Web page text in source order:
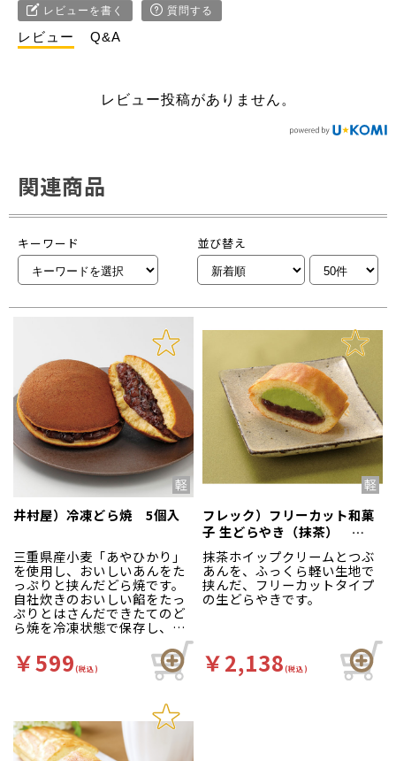
レビューを書く 質問する
レビュー Q&A
レビュー投稿がありません。
関連商品
キーワード 並び替え
井村屋）冷凍どら焼 5個入
三重県産小麦「あやひかり」
を使用し、おいしいあんをた
っぷりと挟んだどら焼です。
自社炊きのおいしい餡をたっ
ぷりとはさんだできたてのど
ら焼を冷凍状態で保存し、い
つでも食べたい時に手軽に食
べることができます。ちょっ
と食べたい時に便利な食べ切
りサイズ。デザートメニュー
￥599(税込)
フレック）フリーカット和菓
子 生どらやき（抹茶）
340g（カットなし）
抹茶ホイップクリームとつぶ
あんを、ふっくら軽い生地で
挟んだ、フリーカットタイプ
の生どらやきです。
￥2,138(税込)